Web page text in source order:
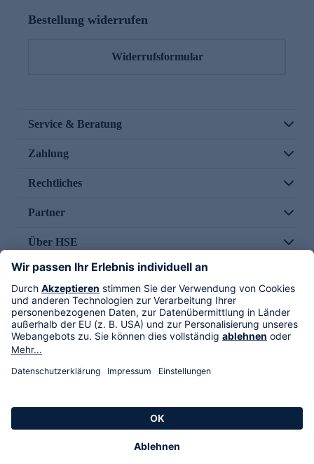
Bestellung widerrufen
Widerrufsformular
Service & Beratung
Zahlung
Rechtliches
Partner
Über HSE
Im TV
HSE International